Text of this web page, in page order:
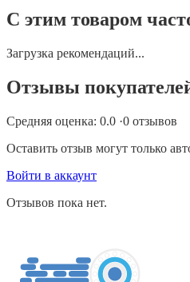
С этим товаром
Загрузка рекомендаций...
Отзывы
Средняя оценка: 0.0 ·0 отзывов
Оставить отзыв могут только
Войти в аккаунт
Отзывов пока нет.